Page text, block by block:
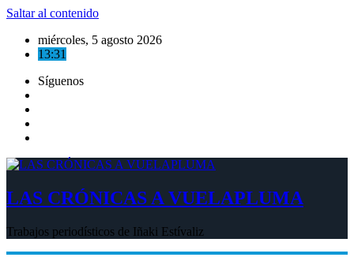
Saltar al contenido
miércoles, 5 agosto 2026
13:31
Síguenos
LAS CRÓNICAS A VUELAPLUMA
Trabajos periodísticos de Iñaki Estívaliz